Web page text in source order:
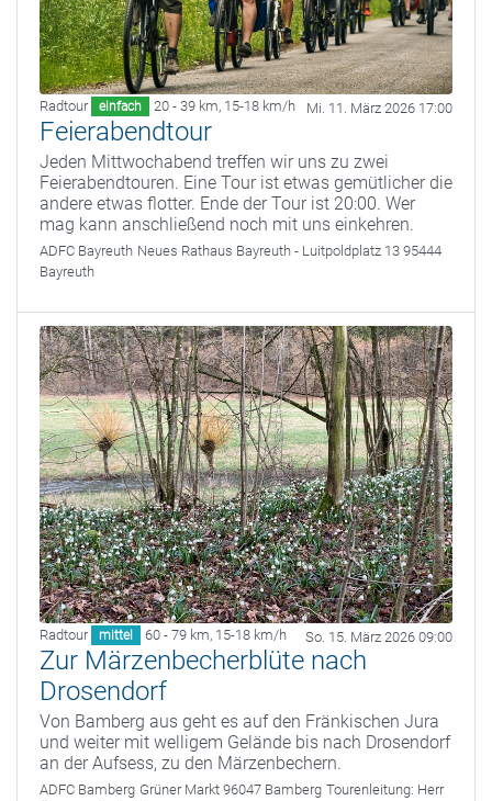
Radtour einfach 20 - 39 km, 15-18 km/h Mi. 11. März 2026 17:00
Feierabendtour
Jeden Mittwochabend treffen wir uns zu zwei
Feierabendtouren. Eine Tour ist etwas gemütlicher die
andere etwas flotter. Ende der Tour ist 20:00. Wer
mag kann anschließend noch mit uns einkehren.
ADFC Bayreuth Neues Rathaus Bayreuth - Luitpoldplatz 13 95444
Bayreuth
Radtour mittel 60 - 79 km, 15-18 km/h So. 15. März 2026 09:00
Zur Märzenbecherblüte nach
Drosendorf
Von Bamberg aus geht es auf den Fränkischen Jura
und weiter mit welligem Gelände bis nach Drosendorf
an der Aufsess, zu den Märzenbechern.
ADFC Bamberg Grüner Markt 96047 Bamberg Tourenleitung: Herr